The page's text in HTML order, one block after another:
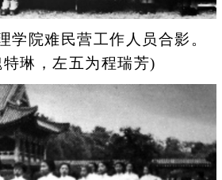
院难民营工作人员合影。
琳，左五为程瑞芳)